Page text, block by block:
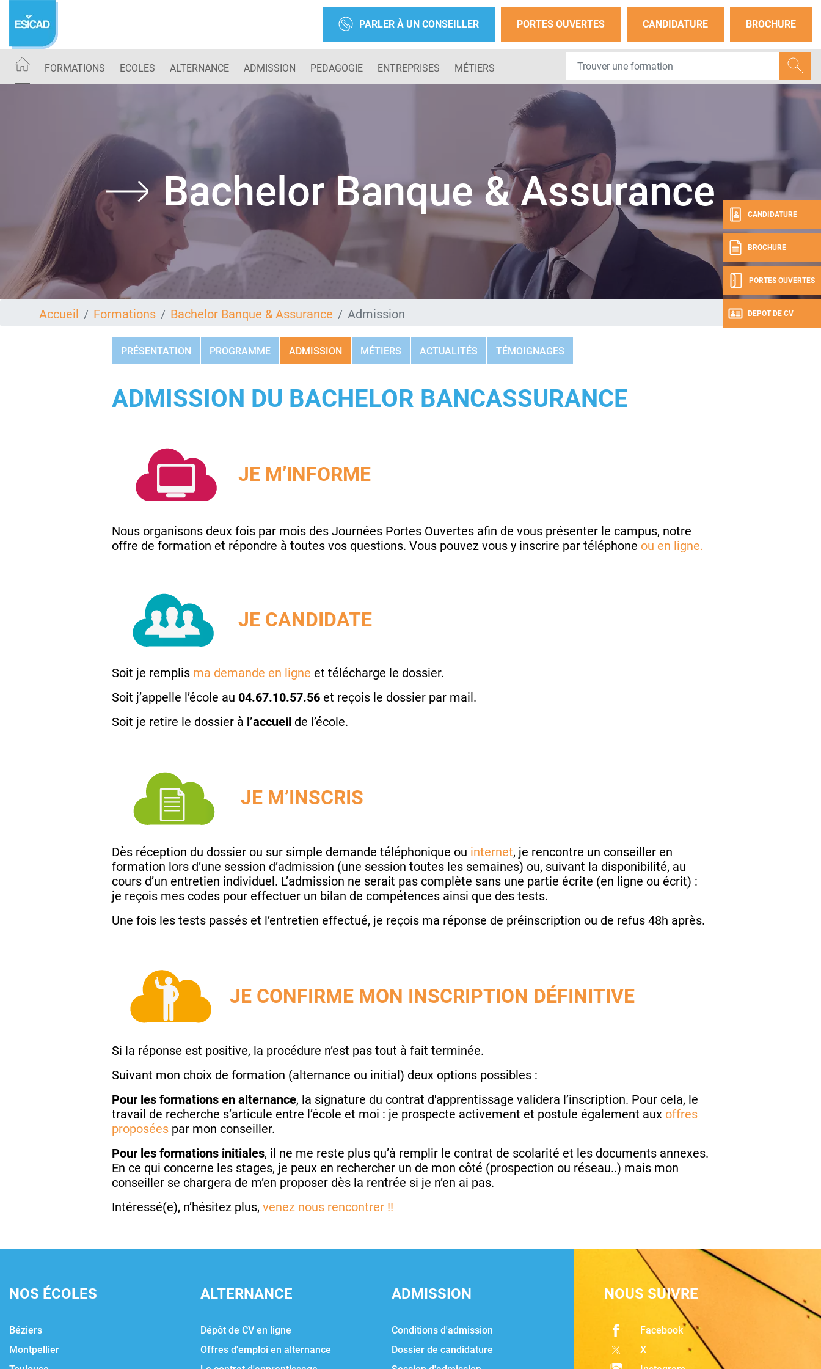
contenu
PARLER À UN CONSEILLER PORTES OUVERTES CANDIDATURE BROCHURE
FORMATIONS ECOLES ALTERNANCE ADMISSION PEDAGOGIE ENTREPRISES MÉTIERS
CANDIDATURE
BROCHURE
PORTES OUVERTES
DEPOT DE CV
Bachelor Banque & Assurance
Accueil Formations Bachelor Banque & Assurance Admission
PRÉSENTATION PROGRAMME ADMISSION MÉTIERS ACTUALITÉS TÉMOIGNAGES
ADMISSION DU BACHELOR BANCASSURANCE
JE M’INFORME
Nous organisons deux fois par mois des Journées Portes Ouvertes afin de vous présenter le campus, notre
offre de formation et répondre à toutes vos questions. Vous pouvez vous y inscrire par téléphone ou en ligne.
JE CANDIDATE
Soit je remplis ma demande en ligne et télécharge le dossier.
Soit j’appelle l’école au 04.67.10.57.56 et reçois le dossier par mail.
Soit je retire le dossier à l’accueil de l’école.
JE M’INSCRIS
Dès réception du dossier ou sur simple demande téléphonique ou internet, je rencontre un conseiller en
formation lors d’une session d’admission (une session toutes les semaines) ou, suivant la disponibilité, au
cours d’un entretien individuel. L’admission ne serait pas complète sans une partie écrite (en ligne ou écrit) :
je reçois mes codes pour effectuer un bilan de compétences ainsi que des tests.
Une fois les tests passés et l’entretien effectué, je reçois ma réponse de préinscription ou de refus 48h après.
JE CONFIRME MON INSCRIPTION DÉFINITIVE
Si la réponse est positive, la procédure n’est pas tout à fait terminée.
Suivant mon choix de formation (alternance ou initial) deux options possibles :
Pour les formations en alternance, la signature du contrat d'apprentissage validera l’inscription. Pour cela, le
travail de recherche s’articule entre l’école et moi : je prospecte activement et postule également aux offres
proposées par mon conseiller.
Pour les formations initiales, il ne me reste plus qu’à remplir le contrat de scolarité et les documents annexes.
En ce qui concerne les stages, je peux en rechercher un de mon côté (prospection ou réseau..) mais mon
conseiller se chargera de m’en proposer dès la rentrée si je n’en ai pas.
Intéressé(e), n’hésitez plus, venez nous rencontrer !!
NOS ÉCOLES
Béziers
Montpellier
ALTERNANCE
Dépôt de CV en ligne
Offres d'emploi en alternance
ADMISSION
Conditions d'admission
Dossier de candidature
NOUS SUIVRE
Facebook
X